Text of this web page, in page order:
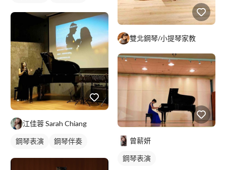
江佳蓉 Sarah Chiang
鋼琴表演 鋼琴伴奏
雙北鋼琴/小提琴家教
曾薪妍
鋼琴表演